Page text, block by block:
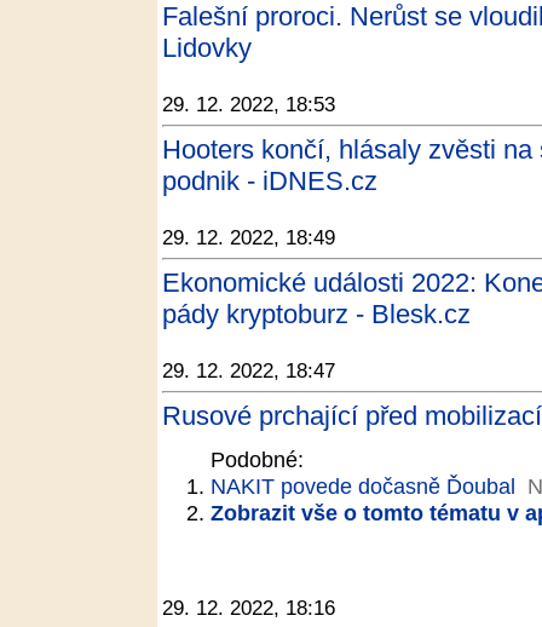
Falešní proroci. Nerůst se
Lidovky
29. 12. 2022, 18:53
Hooters končí, hlásaly zvěsti
podnik - iDNES.cz
29. 12. 2022, 18:49
Ekonomické události 2022:
pády kryptoburz - Blesk.cz
29. 12. 2022, 18:47
Rusové prchající před
Podobné:
NAKIT povede dočasně Ďoubal
Zobrazit vše o tomto tématu v
29. 12. 2022, 18:16